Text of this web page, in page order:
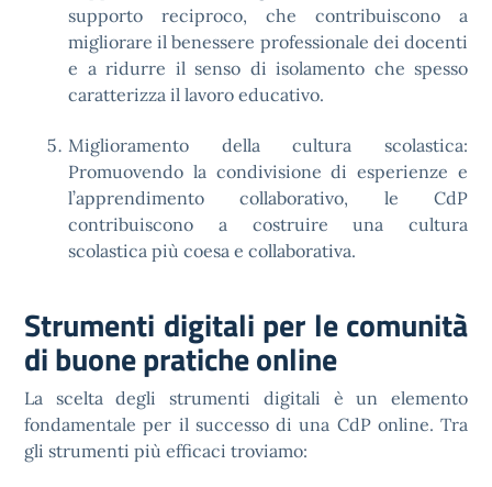
supporto reciproco, che contribuiscono a
migliorare il benessere professionale dei docenti
e a ridurre il senso di isolamento che spesso
caratterizza il lavoro educativo.
Miglioramento della cultura scolastica:
Promuovendo la condivisione di esperienze e
l’apprendimento collaborativo, le CdP
contribuiscono a costruire una cultura
scolastica più coesa e collaborativa.
Strumenti digitali per le comunità
di buone pratiche online
La scelta degli strumenti digitali è un elemento
fondamentale per il successo di una CdP online. Tra
gli strumenti più efficaci troviamo: